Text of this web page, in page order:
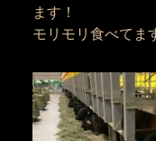
ます！
モリモリ食べてま